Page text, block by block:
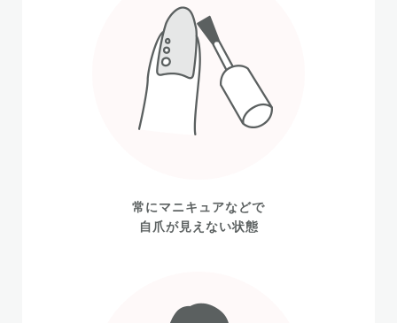
常にマニキュアなどで
自爪が見えない状態